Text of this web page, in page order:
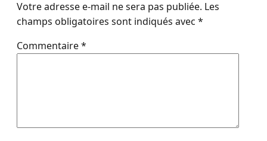
Votre adresse e-mail ne sera pas publiée. Les
champs obligatoires sont indiqués avec *
Commentaire*